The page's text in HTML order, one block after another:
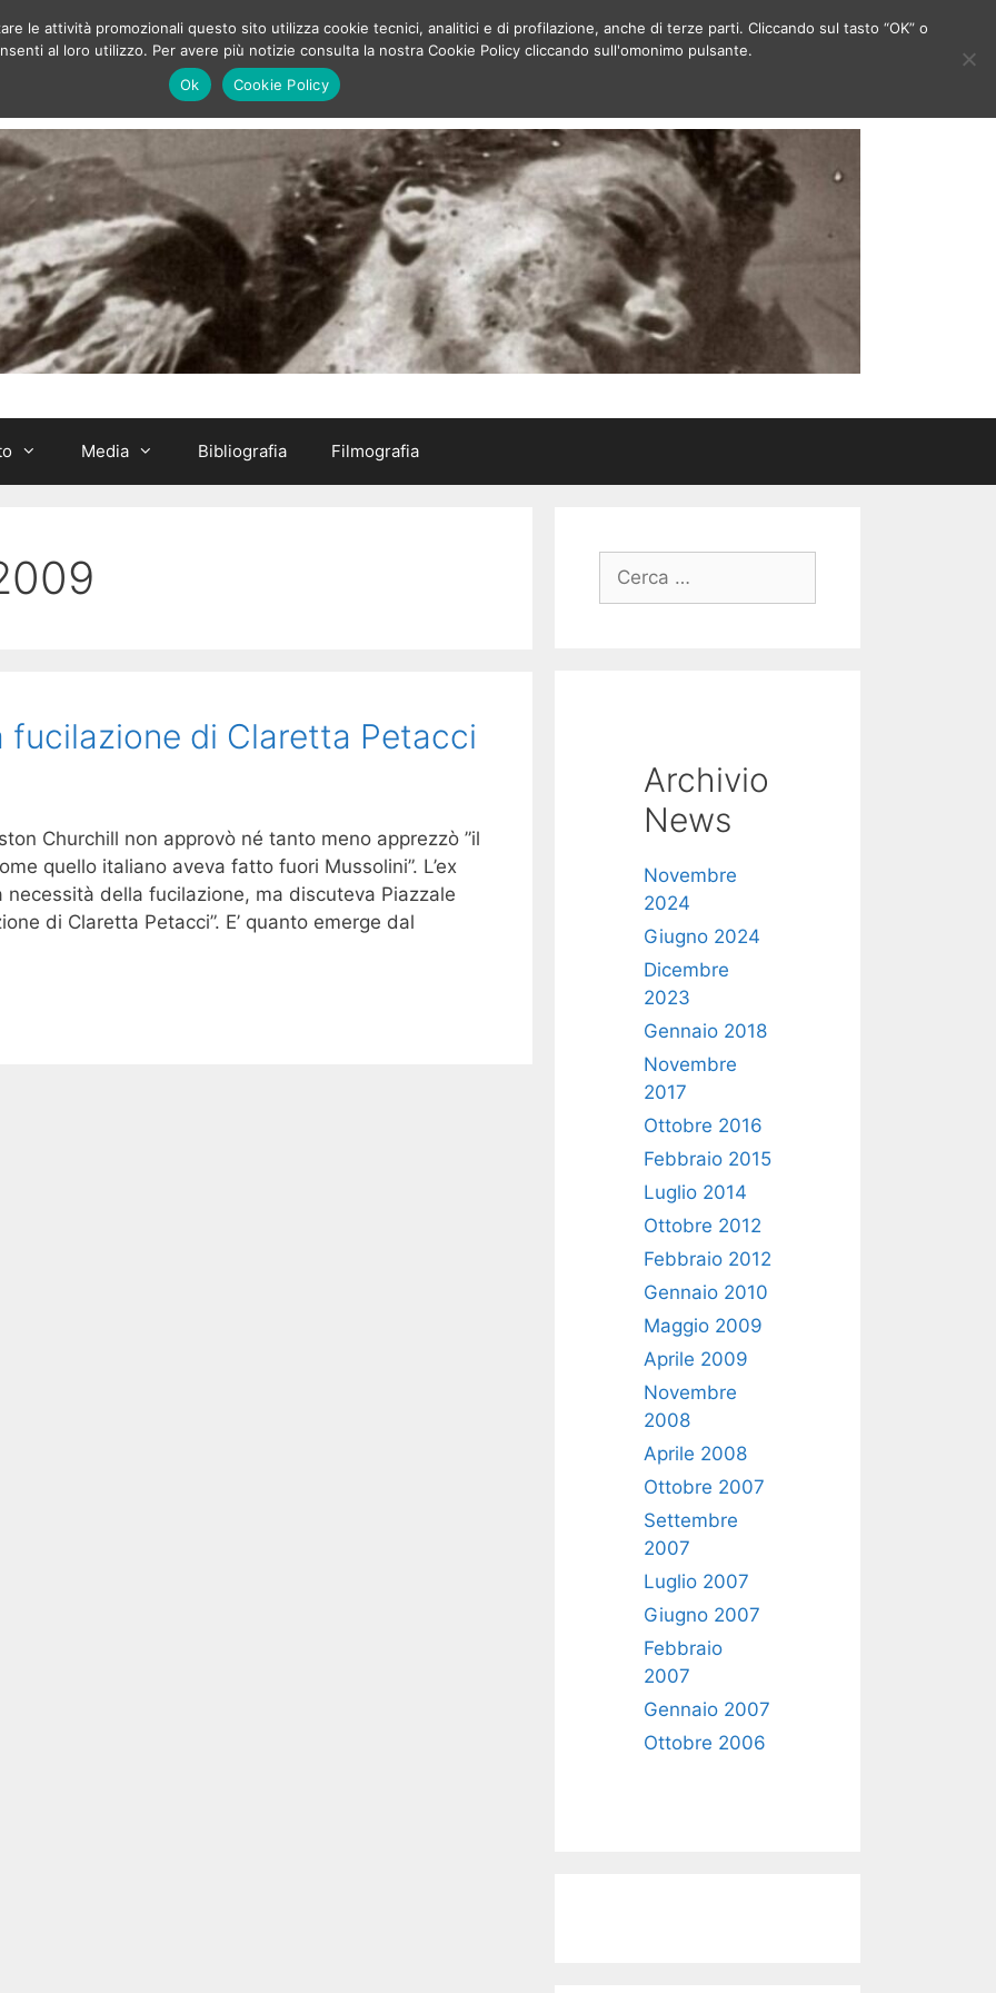
Media Bibliografia Filmografia
di Claretta Petacci
Churchill non approvò né tanto meno apprezzò ”il
quello italiano aveva fatto fuori Mussolini”. L’ex
della fucilazione, ma discuteva Piazzale
di Claretta Petacci”. E’ quanto emerge dal
Ricerca
Archivio
News
Novembre
2024
Giugno 2024
Dicembre
2023
Gennaio 2018
Novembre
2017
Ottobre 2016
Febbraio 2015
Luglio 2014
Ottobre 2012
Febbraio 2012
Gennaio 2010
Maggio 2009
Aprile 2009
Novembre
2008
Aprile 2008
Ottobre 2007
Settembre
2007
Luglio 2007
Giugno 2007
Febbraio
2007
Gennaio 2007
Ottobre 2006
le attività promozionali questo sito utilizza cookie tecnici, analitici e di profilazione, anche di terze parti. Cliccando sul tasto “OK” o
al loro utilizzo. Per avere più notizie consulta la nostra Cookie Policy cliccando sull'omonimo pulsante.
Ok
Cookie Policy